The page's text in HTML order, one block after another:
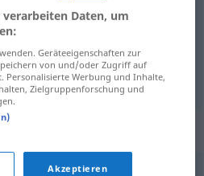
Wagen
von der Arbeit
Daten, um
Geräteeigenschaften zur
von und/oder Zugriff auf
Personalisierte Werbung und Inhalte,
Zielgruppenforschung und
Akzeptieren